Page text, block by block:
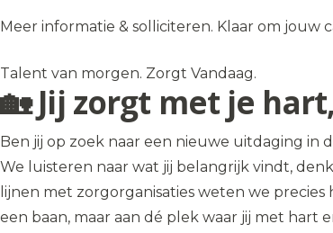
Meer informatie & solliciteren. Klaar om jouw
Talent van morgen. Zorgt Vandaag.
🏡 Jij zorgt met je
Ben jij op zoek naar een nieuwe uitdaging in
We luisteren naar wat jij belangrijk vindt,
lijnen met zorgorganisaties weten we
een baan, maar aan dé plek waar jij met hart